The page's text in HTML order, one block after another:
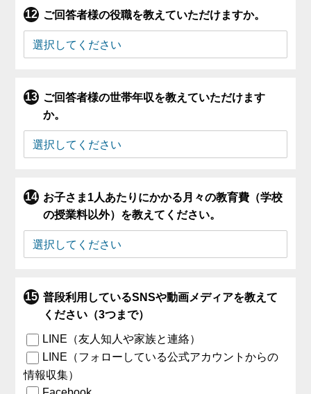
ご回答者様の役職を教えていただけますか。
ご回答者様の世帯年収を教えていただけます
か。
お子さま1人あたりにかかる月々の教育費（学校
の授業料以外）を教えてください。
普段利用しているSNSや動画メディアを教えて
ください（3つまで）
LINE（友人知人や家族と連絡）
LINE（フォローしている公式アカウントからの
情報収集）